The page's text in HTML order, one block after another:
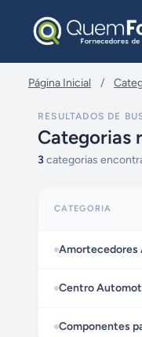
Página Inicial /
RESULTADOS DE
Categorias
3 categorias
CATEGORIA
Centro
Componentes